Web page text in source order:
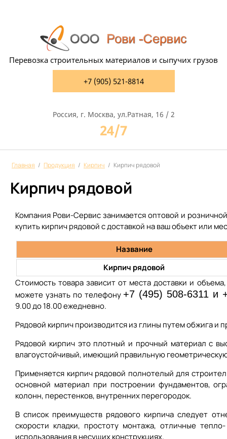
Перевозка строительных материалов и сыпучих грузов
+7 (905) 521-8814
Россия, г. Москва, ул.Ратная, 16 / 2
24/7
Главная / Продукция / Кирпич / Кирпич рядовой
Кирпич рядовой
Компания Рови-Сервис занимается оптовой и
купить кирпич рядовой с доставкой на ваш объект или
Название
Кирпич рядовой
Стоимость товара зависит от места доставки и
можете узнать по телефону +7 (495) 508-6311 и
9.00 до 18.00 ежедневно.
Рядовой кирпич производится из глины путем обжига и
Рядовой кирпич это плотный и прочный материал с
влагоустойчивый, имеющий правильную
Применяется кирпич рядовой полнотелый для
основной материал при построении фундаментов,
колонн, перестенков, внутренних перегородок.
В список преимуществ рядового кирпича следует
скорости кладки, простоту монтажа, отличные